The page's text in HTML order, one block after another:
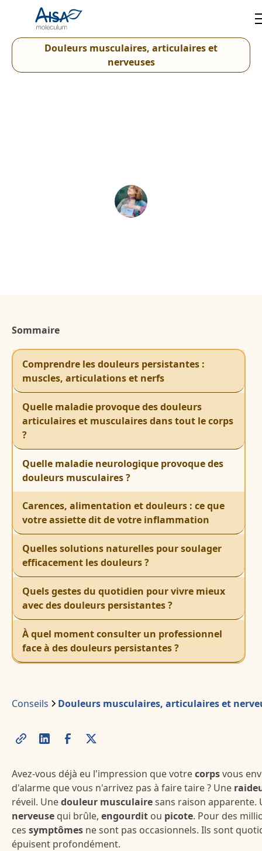
Douleurs musculaires, articulaires et
nerveuses
Sommaire
Comprendre les douleurs persistantes :
muscles, articulations et nerfs
Quelle maladie provoque des douleurs
articulaires et musculaires dans tout le corps
?
Quelle maladie neurologique provoque des
douleurs musculaires ?
Carences, alimentation et douleurs : ce que
votre assiette dit de votre inflammation
Quelles solutions naturelles pour soulager
efficacement les douleurs ?
Quels gestes du quotidien pour vivre mieux
avec des douleurs persistantes ?
À quel moment consulter un professionnel
face à des douleurs persistantes ?
Conseils Douleurs musculaires, articulaires et
Avez-vous déjà eu l'impression que votrecorpsvous
d'alarme que vous n'arrivez pas à faire taire ? Une
réveil. Unedouleur musculairesans raison apparente.
nerveuse qui brûle, engourdit ou picote. Pour des
ces symptômes ne sont pas occasionnels. Ils sont
épuisent profondément.